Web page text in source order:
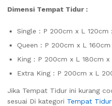
Dimensi Tempat Tidur :
Single : P 200cm x L 120cm
Queen : P 200cm x L
King : P 200cm x L 180cm x
Extra King : P 200cm x L
Jika Tempat Tidur ini kurang
sesuai Di kategori Tempat Tidur